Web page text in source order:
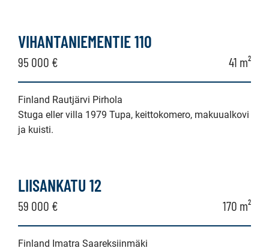
VIHANTANIEMENTIE 110
95 000 € 41 m²
Finland Rautjärvi Pirhola
Stuga eller villa 1979 Tupa, keittokomero, makuualkovi
ja kuisti.
LIISANKATU 12
59 000 € 170 m²
Finland Imatra Saareksiinmäki